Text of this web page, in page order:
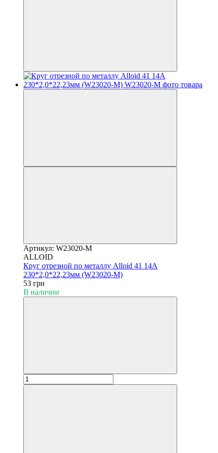
Артикул: W23020-M
ALLOID
Круг отрезной по металлу Alloid 41 14А
230*2,0*22,23мм (W23020-M)
53 грн
В наличии